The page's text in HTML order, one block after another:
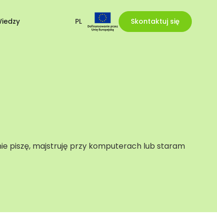
PL Skontaktuj się
piszę, majstruję przy komputerach lub staram